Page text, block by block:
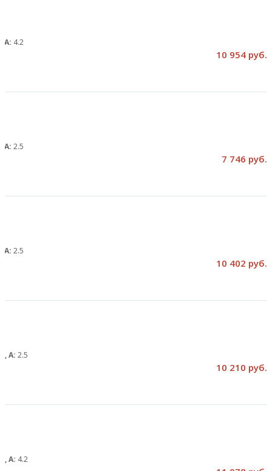
А: 4.2
10 954 руб.
А: 2.5
7 746 руб.
А: 2.5
10 402 руб.
А: 2.5
10 210 руб.
А: 4.2